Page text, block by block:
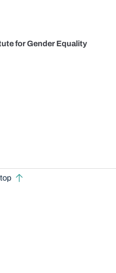
for Gender Equality